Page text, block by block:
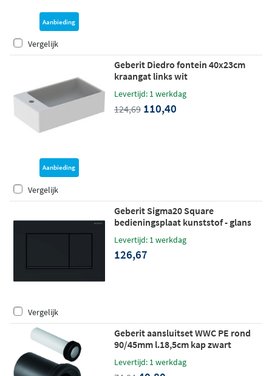
Aanbieding
Vergelijk
Aanbieding
Geberit Diedro fontein 40x23cm
kraangat links wit
Levertijd: 1 werkdag
124,69 110,40
Vergelijk
Geberit Sigma20 Square
bedieningsplaat kunststof - glans
Levertijd: 1 werkdag
126,67
Vergelijk
Geberit aansluitset WWC PE rond
90/45mm l.18,5cm kap zwart
Levertijd: 1 werkdag